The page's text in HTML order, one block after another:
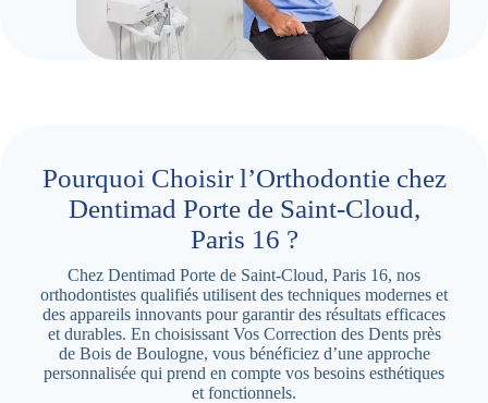
Pourquoi Choisir l’Orthodontie chez
Dentimad Porte de Saint-Cloud,
Paris 16 ?
Chez Dentimad Porte de Saint-Cloud, Paris 16, nos
orthodontistes qualifiés utilisent des techniques modernes et
des appareils innovants pour garantir des résultats efficaces
et durables. En choisissant Vos Correction des Dents près
de Bois de Boulogne, vous bénéficiez d’une approche
personnalisée qui prend en compte vos besoins esthétiques
et fonctionnels.